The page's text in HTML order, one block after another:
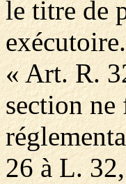
le titre de
exécutoire.
« Art. R.
section ne
26 à L.